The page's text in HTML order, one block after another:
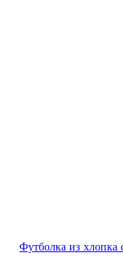
Футболка из хлопка